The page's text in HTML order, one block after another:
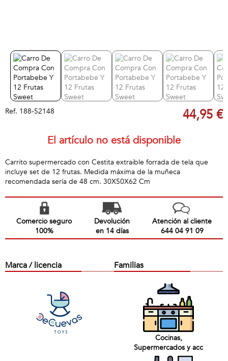
Ref. 188-52148 44,95 €
El artículo no está disponible
Carrito supermercado con Cestita extraible forrada de tela que
incluye set de 12 frutas. Medida máxima de la muñeca
recomendada sería de 48 cm. 30X50X62 Cm
Comercio seguro
100%
Devolución
en 14 días
Atención al cliente
644 04 91 09
Marca / licencia Familias
Cocinas,
Supermercados y acc